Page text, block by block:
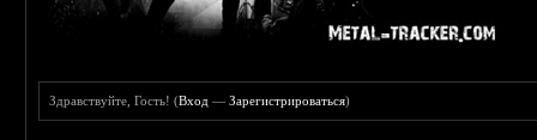
Здравствуйте, Гость! (Вход —Зарегистрироваться)